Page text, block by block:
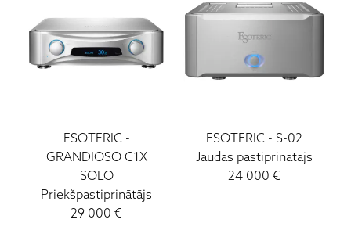
ESOTERIC-
GRANDIOSO C1X
SOLO
Priekšpastiprinātājs
29 000 €
ESOTERIC - S-02
Jaudas pastiprinātājs
24 000 €